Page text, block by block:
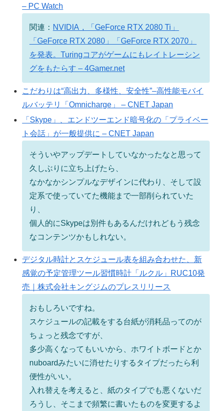
– PC Watch
関連： NVIDIA，「GeForce RTX 2080 Ti」
「GeForce RTX 2080」「GeForce RTX 2070」
を発表。Turingコアがゲームにもレイトレーシン
グをもたらす – 4Gamer.net
こだわりは“高出力、多様性、安全性”–高性能モバイ
ルバッテリ「Omnicharge」 – CNET Japan
「Skype」、エンドツーエンド暗号化の「プライベー
ト会話」が一般提供に – CNET Japan
そういやアップデートしていなかったなと思って
久しぶりに立ち上げたら、
なかなかシンプルなデザインに代わり、そして設
定系で使っていてた機能まで一部削られていた
り、
個人的にSkypeは別件もあるんだけれどもう残念
なコンテンツかもしれない。
デジタル時計とスケジュール表を組み合わせた、新
感覚の予定管理ツール習慣時計「ルクル」RUC10発
売｜株式会社キングジムのプレスリリース
おもしろいですね。
スケジュールの記載をする台紙が消耗品ってのが
ちょっと残念ですが、
多少高くなってもいいから、ホワイトボードとか
nuboardみたいに消せたりするタイプだったら利
便性がいい。
入れ替えを考えると、紙のタイプでも悪くないだ
ろうし、そこまで頻繁に書いたものを変更するよ